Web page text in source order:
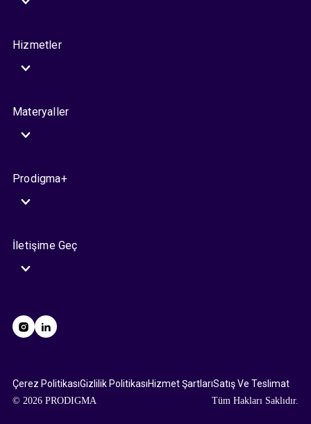
Hizmetler
Materyaller
Prodigma+
İletişime Geç
Çerez PolitikasıGizlilik PolitikasıHizmet ŞartlarıSatış Ve Teslimat
© 2026 PRODIGMA Tüm Hakları Saklıdır.